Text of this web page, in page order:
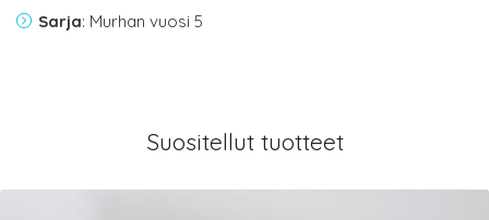
Sarja: Murhan vuosi 5
Suositellut tuotteet